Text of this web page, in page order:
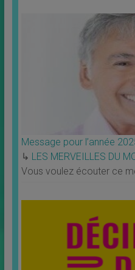
Message pour l’année
↳ LES MERVEILLES DU
Vous voulez écouter ce